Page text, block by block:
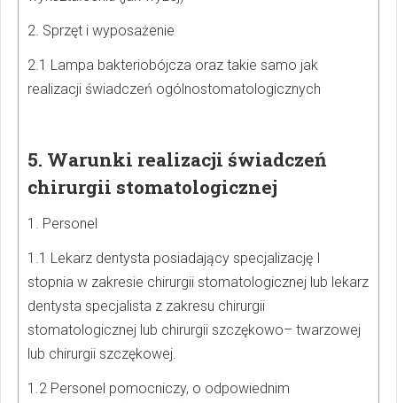
2. Sprzęt i wyposażenie
2.1 Lampa bakteriobójcza oraz takie samo jak
realizacji świadczeń ogólnostomatologicznych
5. Warunki realizacji świadczeń
chirurgii stomatologicznej
1. Personel
1.1 Lekarz dentysta posiadający specjalizację I
stopnia w zakresie chirurgii stomatologicznej lub lekarz
dentysta specjalista z zakresu chirurgii
stomatologicznej lub chirurgii szczękowo– twarzowej
lub chirurgii szczękowej.
1.2 Personel pomocniczy, o odpowiednim